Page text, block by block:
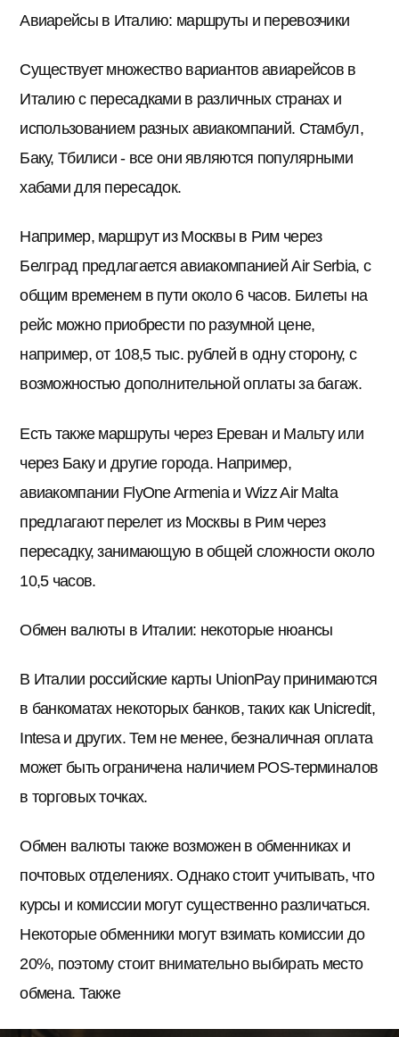
Авиарейсы в Италию: маршруты и перевозчики
Существует множество вариантов авиарейсов в
Италию с пересадками в различных странах и
использованием разных авиакомпаний. Стамбул,
Баку, Тбилиси - все они являются популярными
хабами для пересадок.
Например, маршрут из Москвы в Рим через
Белград предлагается авиакомпанией Air Serbia, с
общим временем в пути около 6 часов. Билеты на
рейс можно приобрести по разумной цене,
например, от 108,5 тыс. рублей в одну сторону, с
возможностью дополнительной оплаты за багаж.
Есть также маршруты через Ереван и Мальту или
через Баку и другие города. Например,
авиакомпании FlyOne Armenia и Wizz Air Malta
предлагают перелет из Москвы в Рим через
пересадку, занимающую в общей сложности около
10,5 часов.
Обмен валюты в Италии: некоторые нюансы
В Италии российские карты UnionPay принимаются
в банкоматах некоторых банков, таких как Unicredit,
Intesa и других. Тем не менее, безналичная оплата
может быть ограничена наличием POS-терминалов
в торговых точках.
Обмен валюты также возможен в обменниках и
почтовых отделениях. Однако стоит учитывать, что
курсы и комиссии могут существенно различаться.
Некоторые обменники могут взимать комиссии до
20%, поэтому стоит внимательно выбирать место
обмена. Также